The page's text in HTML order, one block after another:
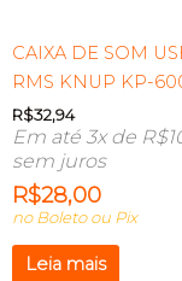
CAIXA DE SOM
RMS KNUP KP-
R$32,94
Em até 3x de R$
sem juros
R$28,00
no Boleto ou Pix
Leia mais